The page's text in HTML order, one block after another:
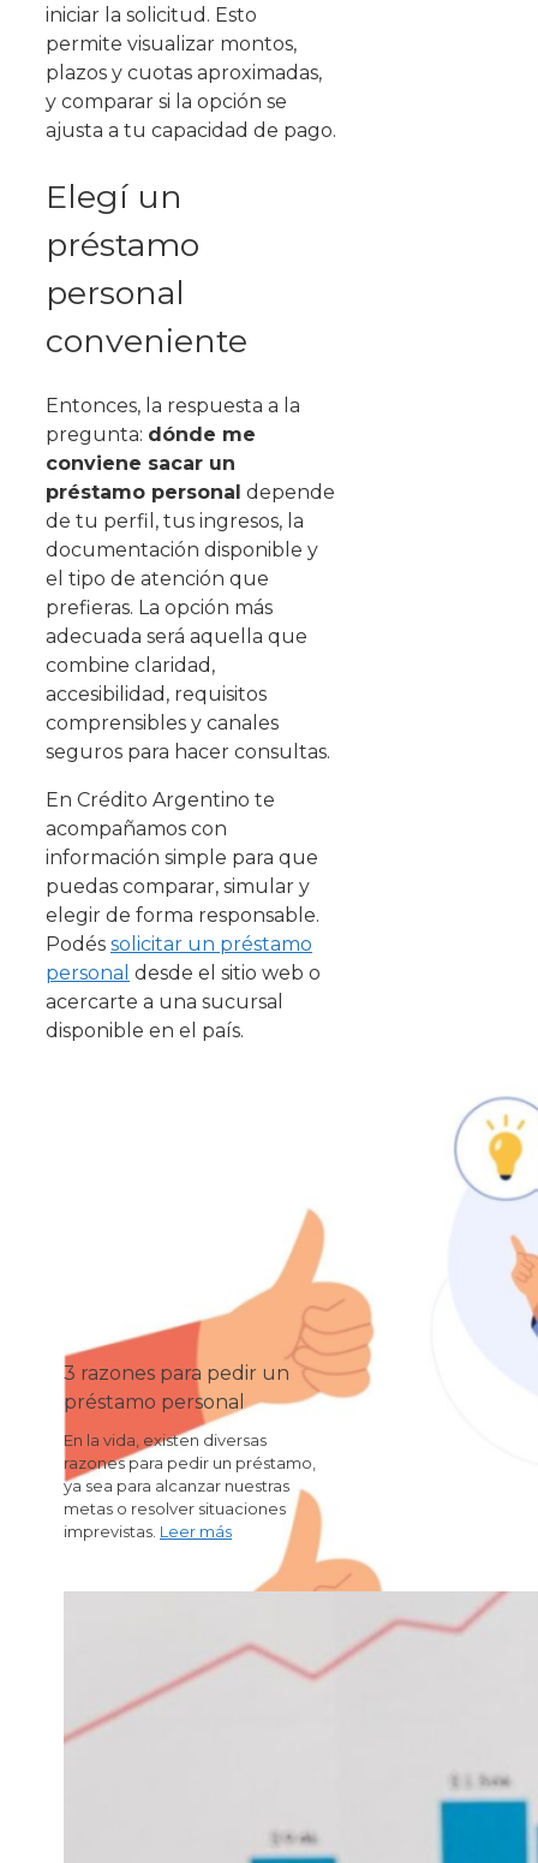
iniciar la solicitud. Esto
permite visualizar montos,
plazos y cuotas aproximadas,
y comparar si la opción se
ajusta a tu capacidad de pago.
Elegí un
préstamo
personal
conveniente
Entonces, la respuesta a la
pregunta: dónde me
conviene sacar un
préstamo personal depende
de tu perfil, tus ingresos, la
documentación disponible y
el tipo de atención que
prefieras. La opción más
adecuada será aquella que
combine claridad,
accesibilidad, requisitos
comprensibles y canales
seguros para hacer consultas.
En Crédito Argentino te
acompañamos con
información simple para que
puedas comparar, simular y
elegir de forma responsable.
Podés solicitar un préstamo
personal desde el sitio web o
acercarte a una sucursal
disponible en el país.
3 razones para pedir un
préstamo personal
En la vida, existen diversas
razones para pedir un préstamo,
ya sea para alcanzar nuestras
metas o resolver situaciones
imprevistas. Leer más